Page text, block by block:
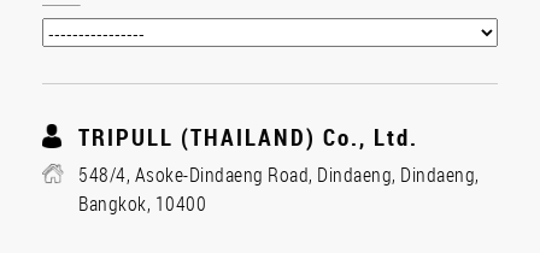
TRIPULL (THAILAND) Co., Ltd.
548/4, Asoke-Dindaeng Road, Dindaeng, Dindaeng,
Bangkok, 10400